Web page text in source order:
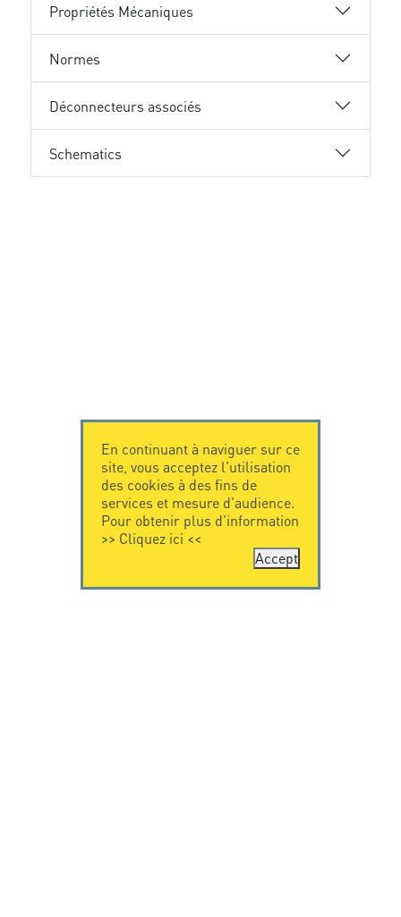
Propriétés Mécaniques
Normes
Déconnecteurs associés
Schematics
En continuant à naviguer sur ce
site, vous acceptez l'utilisation
des cookies à des fins de
services et mesure d'audience.
Pour obtenir plus d'information
>> Cliquez ici <<
Accept